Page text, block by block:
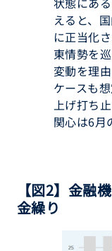
えると、
に正当化
東情勢を
変動を理
ケースも
上げ打ち
関心は6月
【図2】金融
金繰り